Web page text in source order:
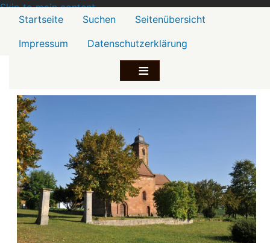
Skip to main content
Menü2
Startseite Suchen
Seitenübersicht
Impressum
Datenschutzerklärung